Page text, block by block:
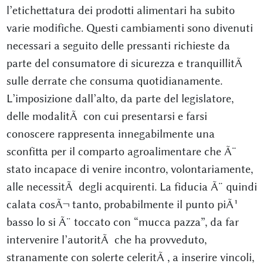
l’etichettatura dei prodotti alimentari ha subito
varie modifiche. Questi cambiamenti sono divenuti
necessari a seguito delle pressanti richieste da
parte del consumatore di sicurezza e tranquillitÃ
sulle derrate che consuma quotidianamente.
L’imposizione dall’alto, da parte del legislatore,
delle modalitÃ con cui presentarsi e farsi
conoscere rappresenta innegabilmente una
sconfitta per il comparto agroalimentare che Ã¨
stato incapace di venire incontro, volontariamente,
alle necessitÃ degli acquirenti. La fiducia Ã¨ quindi
calata cosÃ¬ tanto, probabilmente il punto piÃ¹
basso lo si Ã¨ toccato con “mucca pazza”, da far
intervenire l’autoritÃ che ha provveduto,
stranamente con solerte celeritÃ , a inserire vincoli,